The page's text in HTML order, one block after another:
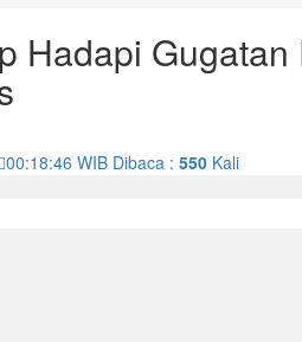
Hadapi
00:18:46 WIB Dibaca : 550 Kali